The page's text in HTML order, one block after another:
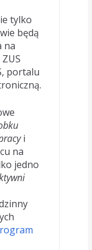
tylko
będą
na
portalu
i
na
jedno